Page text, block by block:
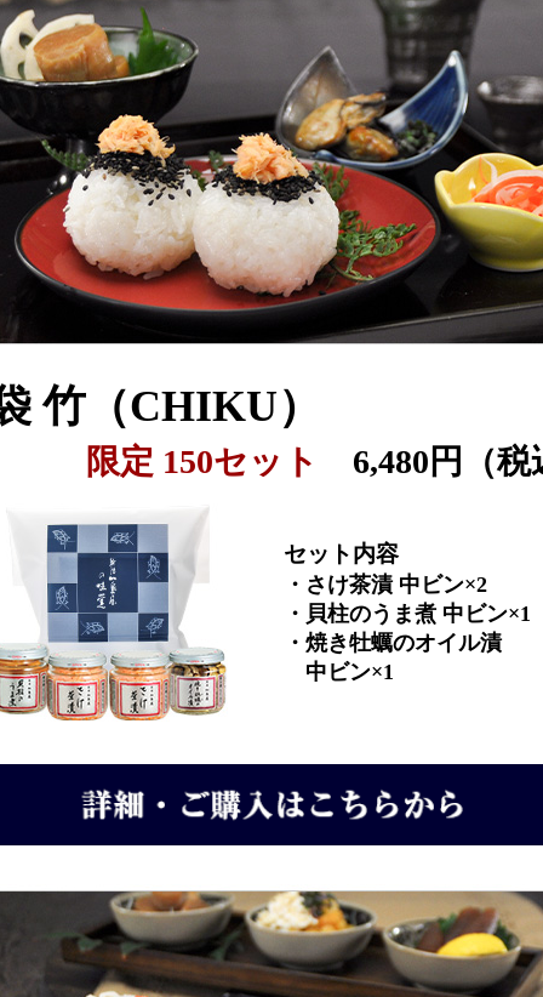
竹（CHIKU）
限定 150セット 6,480円（税
セット内容
・さけ茶漬 中ビン×2
・貝柱のうま煮 中ビン×1
・焼き牡蠣のオイル漬
中ビン×1